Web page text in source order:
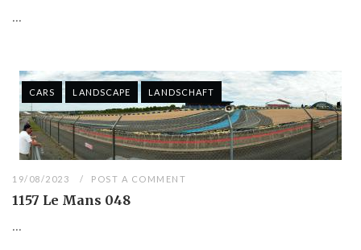
...
CARS LANDSCAPE LANDSCHAFT
19/08/2023 POST A COMMENT
1157 Le Mans 048
...